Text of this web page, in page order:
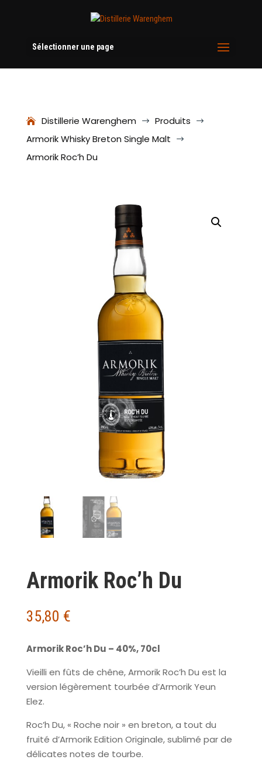
Sélectionner une page
Distillerie Warenghem $ Produits $
Armorik Whisky Breton Single Malt $
Armorik Roc’h Du
Armorik Roc’h Du
35,80 €
Armorik Roc’h Du – 40%, 70cl
Vieilli en fûts de chêne, Armorik Roc’h Du est la
version légèrement tourbée d’Armorik Yeun
Elez.
Roc’h Du, « Roche noir » en breton, a tout du
fruité d’Armorik Edition Originale, sublimé par de
délicates notes de tourbe.